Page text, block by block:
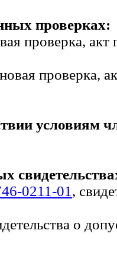
проверках:
проверка,
проверка,
условиям
0211-01 ,
о